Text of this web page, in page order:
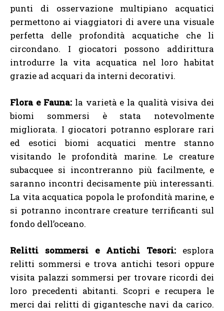
punti di osservazione multipiano acquatici
permettono ai viaggiatori di avere una visuale
perfetta delle profondità acquatiche che li
circondano. I giocatori possono addirittura
introdurre la vita acquatica nel loro habitat
grazie ad acquari da interni decorativi.
Flora e Fauna: la varietà e la qualità visiva dei
biomi sommersi è stata notevolmente
migliorata. I giocatori potranno esplorare rari
ed esotici biomi acquatici mentre stanno
visitando le profondità marine. Le creature
subacquee si incontreranno più facilmente, e
saranno incontri decisamente più interessanti.
La vita acquatica popola le profondità marine, e
si potranno incontrare creature terrificanti sul
fondo dell’oceano.
Relitti sommersi e Antichi Tesori: esplora
relitti sommersi e trova antichi tesori oppure
visita palazzi sommersi per trovare ricordi dei
loro precedenti abitanti. Scopri e recupera le
merci dai relitti di gigantesche navi da carico.